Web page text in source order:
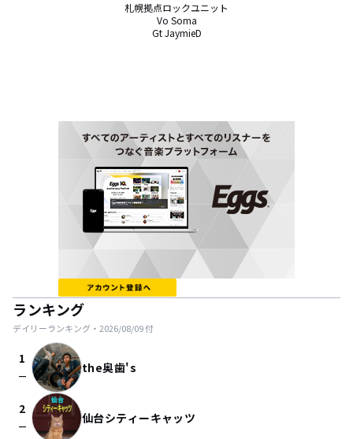
札幌拠点ロックユニット
Vo Soma
Gt JaymieD
ランキング
デイリーランキング・ 2026/08/09付
1
check_indeterminate_small the奥歯's
2
check_indeterminate_small 仙台シティーキャッツ